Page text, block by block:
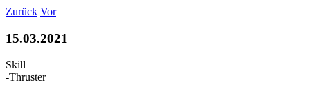
Zum
springen
Zurück Vor
15.03.2021
Skill
-Thruster